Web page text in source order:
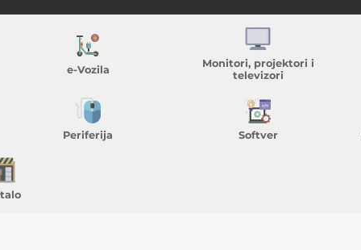
e-Vozila
Monitori, projektori i
televizori
Periferija Softver